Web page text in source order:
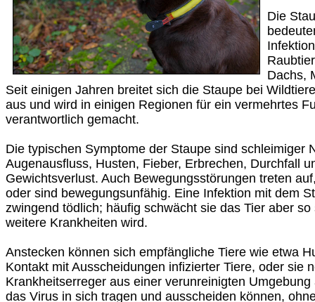
Die
Dachs,
Seit einigen Jahren breitet sich die Staupe bei
aus und wird in einigen Regionen für ein vermehrtes
verantwortlich gemacht.
Die typischen Symptome der Staupe sind schleimiger
Augenausfluss, Husten, Fieber, Erbrechen, Durchfall
Gewichtsverlust. Auch Bewegungsstörungen treten
oder sind bewegungsunfähig. Eine Infektion mit dem
zwingend tödlich; häufig schwächt sie das Tier aber
weitere Krankheiten wird.
Anstecken können sich empfängliche Tiere wie etwa
Kontakt mit Ausscheidungen infizierter Tiere, oder sie
Krankheitserreger aus einer verunreinigten
das Virus in sich tragen und ausscheiden können,